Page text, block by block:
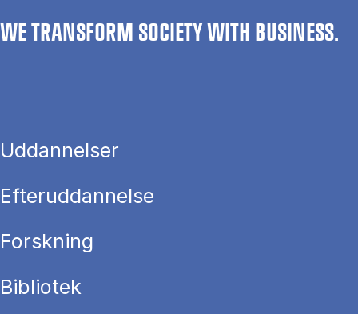
WE TRANSFORM SOCIETY WITH BUSINESS.
Uddannelser
Efteruddannelse
Forskning
Bibliotek